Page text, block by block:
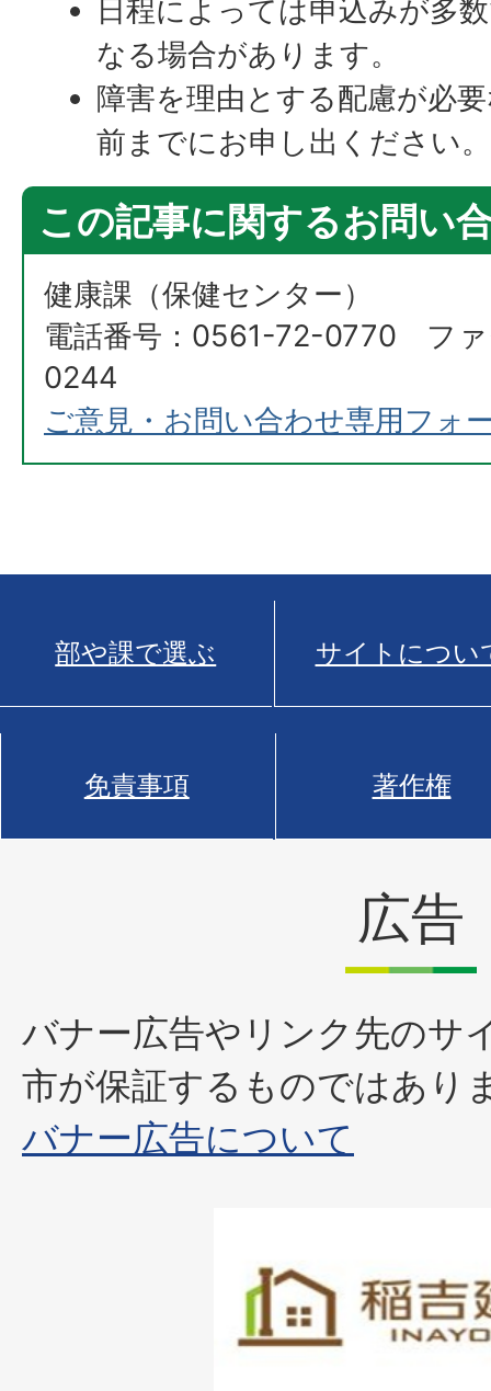
日程によっては申込みが多
なる場合があります。
障害を理由とする配慮が必
前までにお申し出ください。
この記事に関するお問い
健康課（保健センター）
電話番号：0561-72-0770 フ
0244
ご意見・お問い合わせ専用フォ
部や課で選ぶ サイトについ
免責事項 著作権
広告
バナー広告やリンク先のサ
市が保証するものではあり
バナー広告について
枚
目